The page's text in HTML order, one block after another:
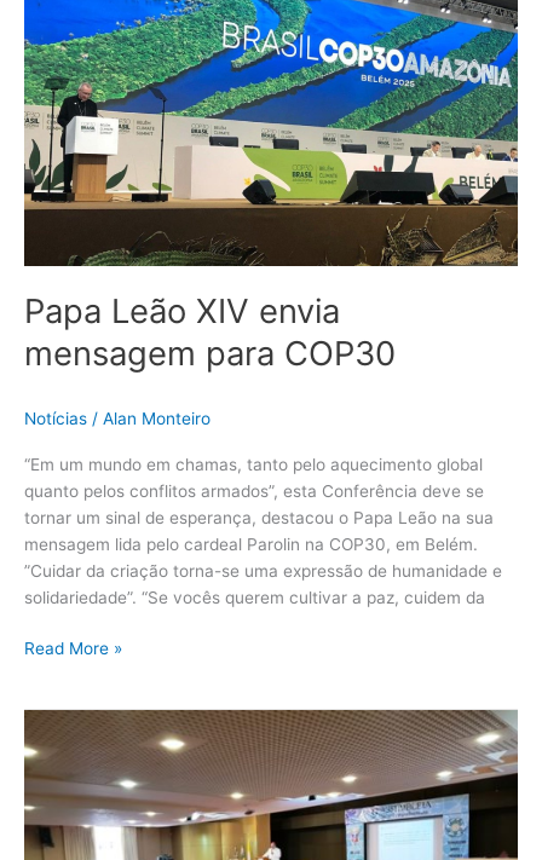
Papa Leão XIV envia
mensagem para COP30
Notícias / Alan Monteiro
“Em um mundo em chamas, tanto pelo aquecimento global
quanto pelos conflitos armados”, esta Conferência deve se
tornar um sinal de esperança, destacou o Papa Leão na sua
mensagem lida pelo cardeal Parolin na COP30, em Belém.
”Cuidar da criação torna-se uma expressão de humanidade e
solidariedade”. “Se vocês querem cultivar a paz, cuidem da
envia
mensagem
para
COP30
Read More »
Programação
da
Arquidiocese
de
Belém
na